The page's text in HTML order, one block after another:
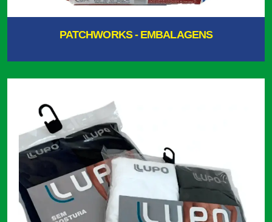
PATCHWORKS - EMBALAGENS